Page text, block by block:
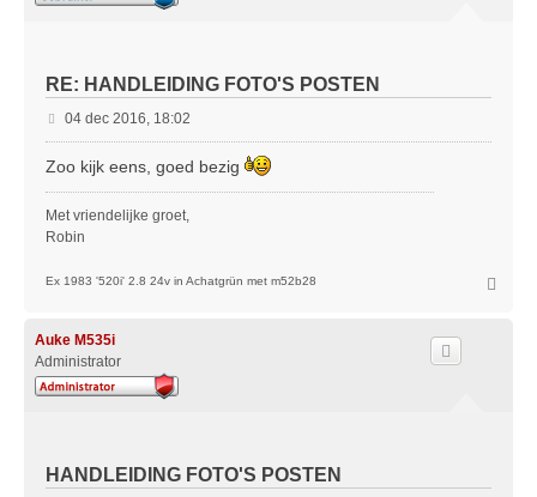
RE: HANDLEIDING FOTO'S POSTEN
B
e
r
h
t
04 dec 2016, 18:02
Zoo kijk eens, goed bezig
Met vriendelijke groet,
Robin
Ex 1983 '520i' 2.8 24v in Achatgrün met m52b28
Auke M535i
Administrator
HANDLEIDING FOTO'S POSTEN